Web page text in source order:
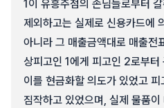
1이 유흥주점의 손님들로부터
제외하고는 실제로 신용카드에
아니라 그 매출금액대로 매출전
상피고인 1에게 피고인 2로부
이를 현금화할 의도가 있었고
짐작하고 있었으며, 실제 물품이